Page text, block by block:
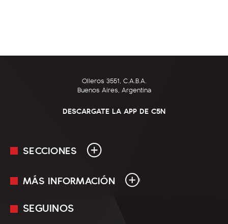
Olleros 3551, C.A.B.A.
Buenos Aires, Argentina
DESCARGATE LA APP DE C5N
SECCIONES
En Vivo
MÁS INFORMACIÓN
Mediakit
SEGUINOS